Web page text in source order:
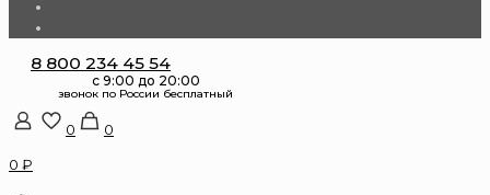
8 800 234 45 54
0
0
0 ₽